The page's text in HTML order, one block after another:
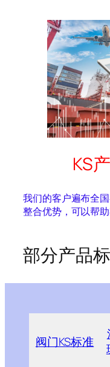
KS
我们的客户遍布全
整合优势，可以帮
部分产品
阀门KS标准